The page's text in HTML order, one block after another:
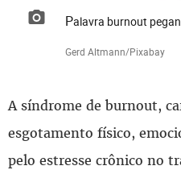
Palavra burnout
Gerd Altmann/Pixabay
A síndrome de burnout,
esgotamento físico,
pelo estresse crônico no